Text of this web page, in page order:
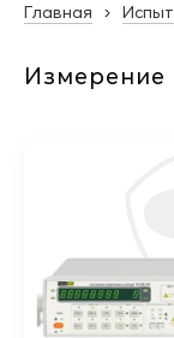
Главная
Измерение